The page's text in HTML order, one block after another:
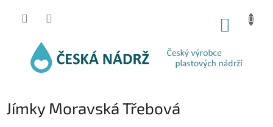
Jímky Moravská Třebová